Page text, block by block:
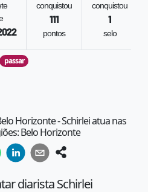
conquistou
111
pontos
conquistou
1
selo
passar
Horizonte - Schirlei atua nas
Belo Horizonte
diaristaSchirlei